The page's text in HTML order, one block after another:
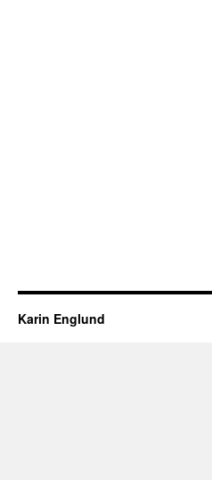
Karin Englund